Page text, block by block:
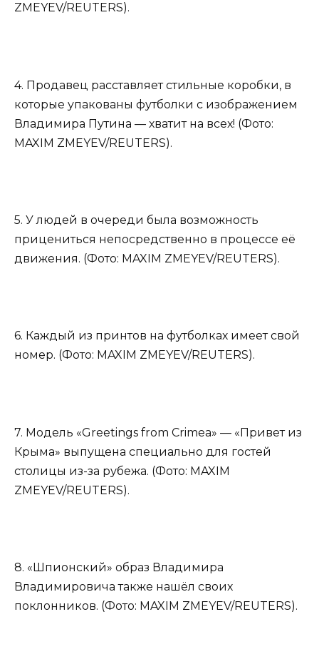
ZMEYEV/REUTERS).
4. Продавец расставляет стильные коробки, в
которые упакованы футболки с изображением
Владимира Путина — хватит на всех! (Фото:
MAXIM ZMEYEV/REUTERS).
5. У людей в очереди была возможность
прицениться непосредственно в процессе её
движения. (Фото: MAXIM ZMEYEV/REUTERS).
6. Каждый из принтов на футболках имеет свой
номер. (Фото: MAXIM ZMEYEV/REUTERS).
7. Модель «Greetings from Crimea» — «Привет из
Крыма» выпущена специально для гостей
столицы из-за рубежа. (Фото: MAXIM
ZMEYEV/REUTERS).
8. «Шпионский» образ Владимира
Владимировича также нашёл своих
поклонников. (Фото: MAXIM ZMEYEV/REUTERS).